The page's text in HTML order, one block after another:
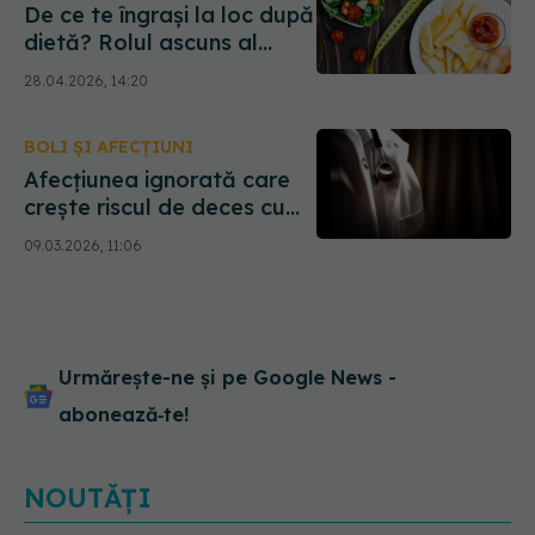
De ce te îngrași la loc după
dietă? Rolul ascuns al
genelor tale
28.04.2026, 14:20
BOLI ȘI AFECȚIUNI
Afecțiunea ignorată care
crește riscul de deces cu
83%
09.03.2026, 11:06
Urmărește-ne și pe Google News -
abonează‑te!
NOUTĂȚI